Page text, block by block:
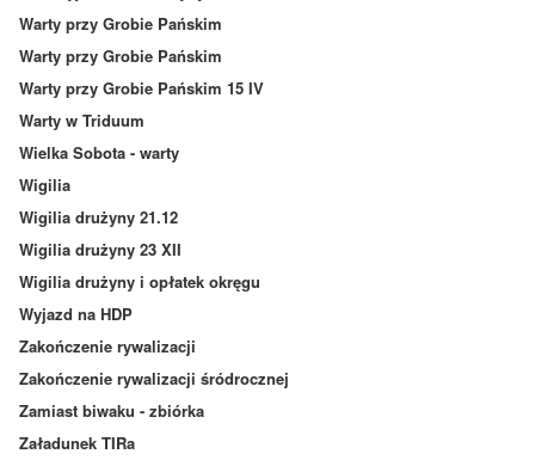
Warty przy Grobie Pańskim
Warty przy Grobie Pańskim
Warty przy Grobie Pańskim 15 IV
Warty w Triduum
Wielka Sobota - warty
Wigilia
Wigilia drużyny 21.12
Wigilia drużyny 23 XII
Wigilia drużyny i opłatek okręgu
Wyjazd na HDP
Zakończenie rywalizacji
Zakończenie rywalizacji śródrocznej
Zamiast biwaku - zbiórka
Załadunek TIRa